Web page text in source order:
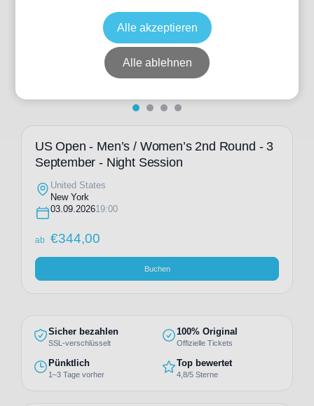
19:00
Keine Tickets verfügbar
Vereinigte Staaten Arthur Ashe Stadium
US Open - Men’s / Women’s 2nd Round - 3
September - Night Session
United States
New York
03.09.202619:00
ab €344,00
Buchen
Sicher bezahlen
SSL-verschlüsselt
100% Original
Offizielle Tickets
Pünktlich
1–3 Tage vorher
Top bewertet
4,8/5 Sterne
Alle akzeptieren
Alle ablehnen